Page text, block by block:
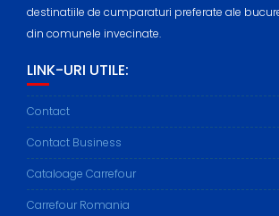
destinatiile de cumparaturi preferate ale
din comunele invecinate.
LINK-URI UTILE:
Contact
Contact Business
Cataloage Carrefour
Carrefour Romania